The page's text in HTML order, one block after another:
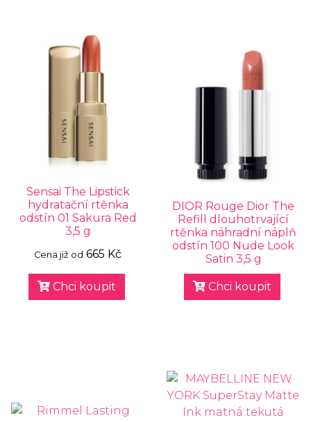
Sensai The Lipstick
hydratační rtěnka
odstín 01 Sakura Red
3,5 g
Cena již od 665 Kč
Chci koupit
DIOR Rouge Dior The
Refill dlouhotrvající
rtěnka náhradní náplň
odstín 100 Nude Look
Satin 3,5 g
Chci koupit